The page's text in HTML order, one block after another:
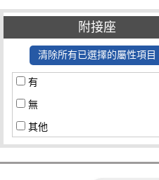
附接座
清除所有已選擇的屬性項目
有
無
其他